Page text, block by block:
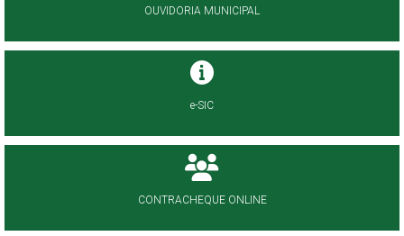
OUVIDORIA MUNICIPAL
e-SIC
CONTRACHEQUE ONLINE